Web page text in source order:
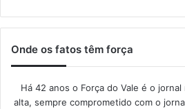
Onde os fatos têm força
Há 42 anos o Força do Vale é o
alta, sempre comprometido com o